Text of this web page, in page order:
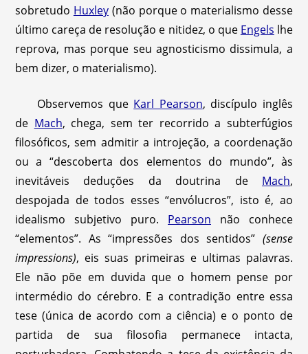
sobretudo Huxley(não porque o materialismo desse
último careça de resolução e nitidez, o que Engels lhe
reprova, mas porque seu agnosticismo dissimula, a
bem dizer, o materialismo).
Observemos que Karl Pearson, discípulo inglês
de Mach, chega, sem ter recorrido a subterfúgios
filosóficos, sem admitir a introjeção, a coordenação
ou a “descoberta dos elementos do mundo”, às
inevitáveis deduções da doutrina de Mach,
despojada de todos esses “envólucros”, isto é, ao
idealismo subjetivo puro. Pearson não conhece
“elementos”. As “impressões dos sentidos” (sense
impressions), eis suas primeiras e ultimas palavras.
Ele não põe em duvida que o homem pense por
intermédio do cérebro. E a contradição entre essa
tese (única de acordo com a ciência) e o ponto de
partida de sua filosofia permanece intacta,